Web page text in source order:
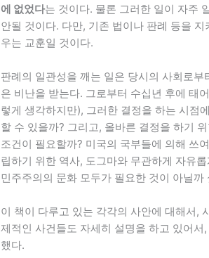
에 없었다는 것이다. 물론 그러한 일이 자주
안될 것이다. 다만, 기존 법이나 판례 등을
우는 교훈일 것이다.
판례의 일관성을 깨는 일은 당시의 사회로
은 비난을 받는다. 그로부터 수십년 후에 태
렇게 생각하지만), 그러한 결정을 하는 시점
할 수 있을까? 그리고, 올바른 결정을 하기
조건이 필요할까? 미국의 국부들에 의해 쓰
립하기 위한 역사, 도그마와 무관하게 자유
민주주의의 문화 모두가 필요한 것이 아닐까
이 책이 다루고 있는 각각의 사안에 대해서,
제적인 사건들도 자세히 설명을 하고 있어
했다.